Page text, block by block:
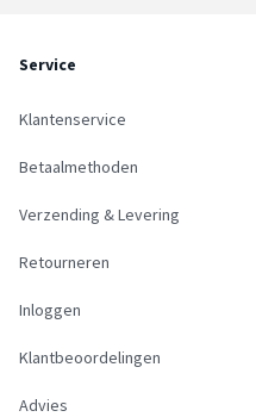
Service
Klantenservice
Betaalmethoden
Verzending & Levering
Retourneren
Inloggen
Klantbeoordelingen
Advies